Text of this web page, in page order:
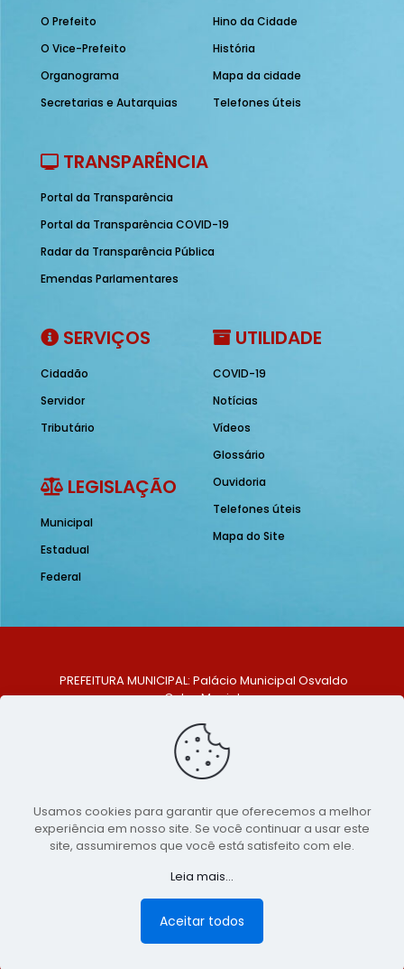
O Prefeito
O Vice-Prefeito
Organograma
Secretarias e Autarquias
Hino da Cidade
História
Mapa da cidade
Telefones úteis
TRANSPARÊNCIA
Portal da Transparência
Portal da Transparência COVID-19
Radar da Transparência Pública
Emendas Parlamentares
SERVIÇOS
Cidadão
Servidor
Tributário
LEGISLAÇÃO
Municipal
Estadual
Federal
UTILIDADE
COVID-19
Notícias
Vídeos
Glossário
Ouvidoria
Telefones úteis
Mapa do Site
PREFEITURA MUNICIPAL: Palácio Municipal Osvaldo
Celso Maciel
Centro, São Bento do Una - PE. CEP: 553370-128
TELEFONE: (81) 99548-1569
E-MAIL: ouvidoria@saobentodouna.pe.gov.br
Copyright 2021-2026 - Assessoria de Comunicação da
Prefeitura de São Bento do Una - PE
Página desenvolvida pela agência de
publicidadeLumusWeb - Agência Digital
Usamos cookies para garantir que oferecemos a melhor
experiência em nosso site. Se você continuar a usar este
site, assumiremos que você está satisfeito com ele.
Leia mais...
Aceitar todos